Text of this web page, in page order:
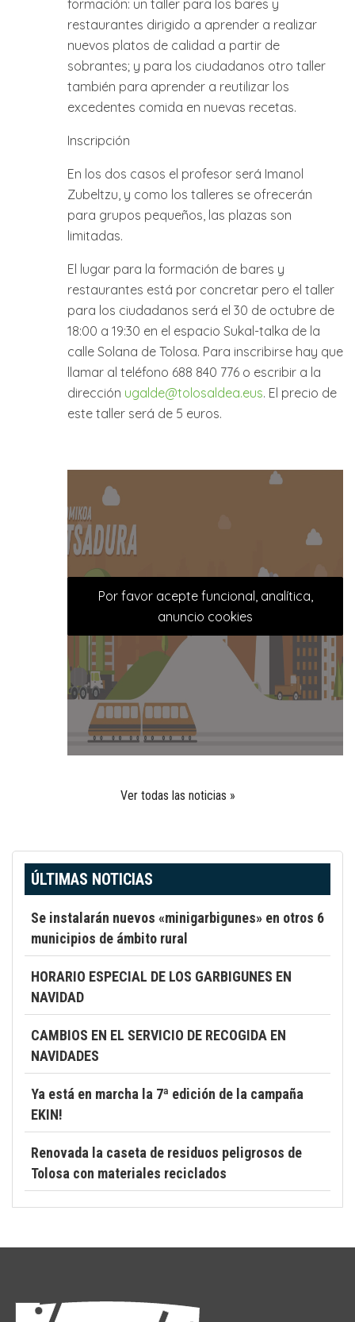
formación: un taller para los bares y
restaurantes dirigido a aprender a realizar
nuevos platos de calidad a partir de
sobrantes; y para los ciudadanos otro taller
también para aprender a reutilizar los
excedentes comida en nuevas recetas.
Inscripción
En los dos casos el profesor será Imanol
Zubeltzu, y como los talleres se ofrecerán
para grupos pequeños, las plazas son
limitadas.
El lugar para la formación de bares y
restaurantes está por concretar pero el taller
para los ciudadanos será el 30 de octubre de
18:00 a 19:30 en el espacio Sukal-talka de la
calle Solana de Tolosa. Para inscribirse hay que
llamar al teléfono 688 840 776 o escribir a la
dirección ugalde@tolosaldea.eus. El precio de
este taller será de 5 euros.
Por favor acepte funcional, analítica,
anuncio cookies
Ver todas las noticias »
ÚLTIMAS NOTICIAS
Se instalarán nuevos «minigarbigunes» en otros 6
municipios de ámbito rural
HORARIO ESPECIAL DE LOS GARBIGUNES EN
NAVIDAD
CAMBIOS EN EL SERVICIO DE RECOGIDA EN
NAVIDADES
Ya está en marcha la 7ª edición de la campaña
EKIN!
Renovada la caseta de residuos peligrosos de
Tolosa con materiales reciclados